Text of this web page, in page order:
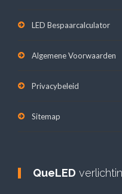
LED Bespaarcalculator
Algemene Voorwaarden
Privacybeleid
Sitemap
QueLED